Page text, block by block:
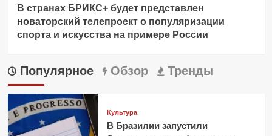
В странах БРИКС+ будет представлен
новаторский телепроект о популяризации
спорта и искусства на примере России
Популярное Обзор Тренды
Культура
В Бразилии запустили